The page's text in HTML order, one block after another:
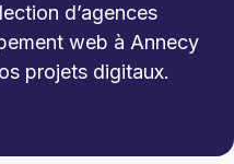
d’agences
web à Annecy
projets digitaux.